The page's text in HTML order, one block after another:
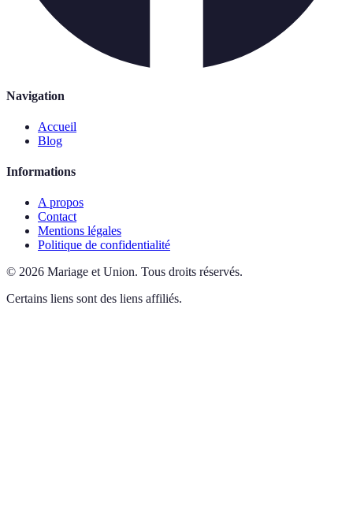
Navigation
Accueil
Blog
Informations
A propos
Contact
Mentions légales
Politique de confidentialité
© 2026 Mariage et Union. Tous droits réservés.
Certains liens sont des liens affiliés.